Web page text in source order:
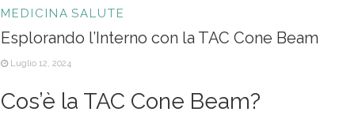
MEDICINA SALUTE
Esplorando l’Interno con la TAC Cone Beam
Luglio 12, 2024
Cos’è la TAC Cone Beam?